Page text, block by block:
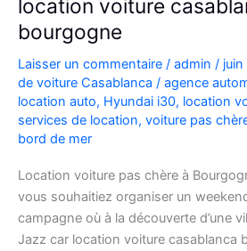
location voiture
bourgogne
Laisser un commentaire / admin /
de voiture Casablanca / agence
location auto, Hyundai i30, location
services de location, voiture pas
bord de mer
Location voiture pas chère à
vous souhaitiez organiser un
campagne où à la découverte d’une
Jazz car location voiture casablanca